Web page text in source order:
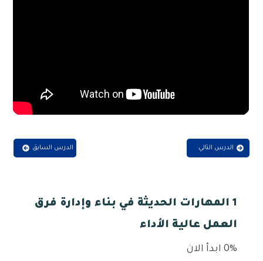
الدرس التالي الدرس السابق
1 المهارات الحديثة في بناء وإدارة فرق
العمل عالية الأداء
0% ابدأ الان